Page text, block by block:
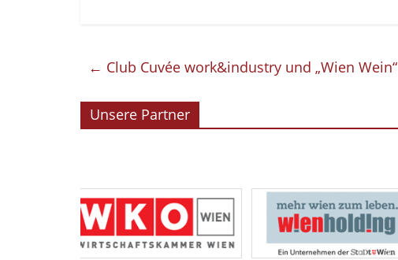
← Club Cuvée work&industry und „Wien Wein“
Unsere Partner